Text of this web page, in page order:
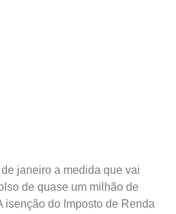
janeiro a medida que vai
de quase um milhão de
isenção do Imposto de Renda